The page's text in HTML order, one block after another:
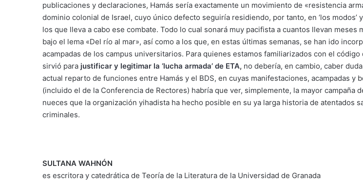
publicaciones y declaraciones, Hamás sería exactamente un movimiento de «resistencia
dominio colonial de Israel, cuyo único defecto seguiría residiendo, por tanto, en ‘los modos’ y
los que lleva a cabo ese combate. Todo lo cual sonará muy pacifista a cuantos llevan meses
bajo el lema «Del río al mar», así como a los que, en estas últimas semanas, se han ido
acampadas de los campus universitarios. Para quienes estamos familiarizados con el código
sirvió para justificar y legitimar la ‘lucha armada’ de ETA, no debería, en cambio, caber
actual reparto de funciones entre Hamás y el BDS, en cuyas manifestaciones, acampadas y
(incluido el de la Conferencia de Rectores) habría que ver, simplemente, la mayor campaña
nueces que la organización yihadista ha hecho posible en su ya larga historia de atentados
criminales.
SULTANA WAHNÓN
es escritora y catedrática de Teoría de la Literatura de la Universidad de Granada